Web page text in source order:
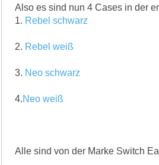
Also es sind nun 4 Cases in der
1. Rebel schwarz
2. Rebel weiß
3. Neo schwarz
4.Neo weiß
Alle sind von der Marke Switch